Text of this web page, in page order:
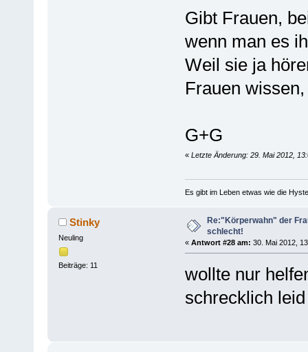
Gibt Frauen,
wenn man es
Weil sie ja
Frauen
G+G
« Letzte Änderung: 29. Mai 2012,
Es gibt im Leben etwas wie die
Stinky
Neuling
Beiträge: 11
Re:"Körperwahn" der
schlecht!
« Antwort #28 am: 30. Mai 2012,
wollte nur
schrecklich leid